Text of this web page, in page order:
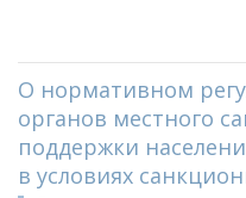
О нормативном
органов местного
поддержки
в условиях